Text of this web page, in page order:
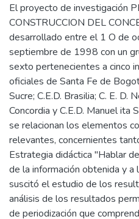
El proyecto de investigación
CONSTRUCCION DEL
desarrollado entre el 1 O de
septiembre de 1998 con un
sexto pertenecientes a cinco
oficiales de Santa Fe de
Sucre; C.E.D. Brasilia; C. E. D.
Concordia y C.E.D. Manuel ita
se relacionan los elementos
relevantes, concernientes
Estrategia didáctica "Hablar
de la información obtenida y
suscitó el estudio de los
análisis de los resultados
de periodización que